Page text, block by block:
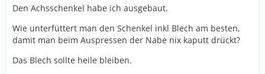
Den Achsschenkel habe ich ausgebaut.
Wie unterfüttert man den Schenkel inkl Blech am besten,
damit man beim Auspressen der Nabe nix kaputt drückt?
Das Blech sollte heile bleiben.